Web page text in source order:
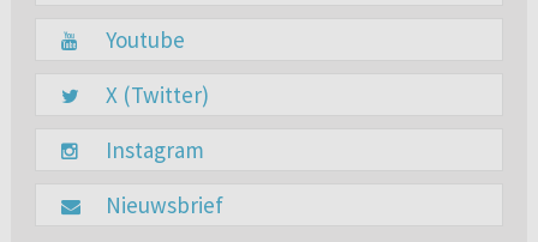
Youtube
X (Twitter)
Instagram
Nieuwsbrief